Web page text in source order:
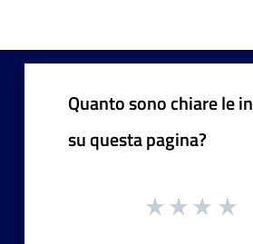
Quanto sono chiare le
su questa pagina?